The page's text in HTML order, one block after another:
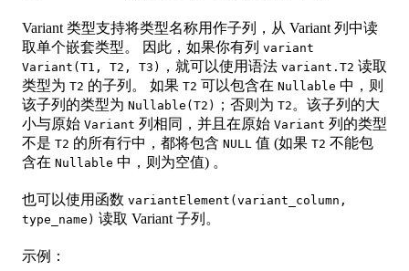
Variant 类型支持将类型名称用作子列，从 Variant 列中读
取单个嵌套类型。 因此，如果你有列 variant
Variant(T1, T2, T3)
，就可以使用语法 variant.T2 读取
类型为 T2 的子列。 如果 T2 可以包含在 Nullable 中，则
该子列的类型为 Nullable(T2) ；否则为 T2 。该子列的大
小与原始 Variant 列相同，并且在原始 Variant 列的类型
不是 T2 的所有行中，都将包含 NULL 值 (如果 T2 不能包
含在 Nullable 中，则为空值) 。
也可以使用函数 variantElement(variant_column,
type_name) 读取 Variant 子列。
示例：